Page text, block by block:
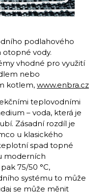
podlahového
vody.
vhodné pro využití
nebo
kotlem, www.enbra.cz
teplovodními
– voda, která je
Zásadní rozdíl je
u klasického
spad topné
moderních
75/50 °C,
systému to může
se může měnit